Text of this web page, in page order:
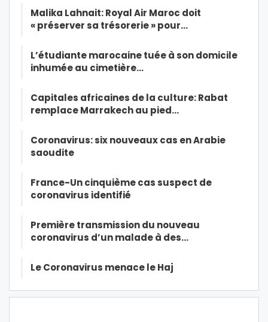
Malika Lahnait: Royal Air Maroc doit
« préserver sa trésorerie » pour…
L’étudiante marocaine tuée à son domicile
inhumée au cimetière…
Capitales africaines de la culture: Rabat
remplace Marrakech au pied…
Coronavirus: six nouveaux cas en Arabie
saoudite
France-Un cinquième cas suspect de
coronavirus identifié
Première transmission du nouveau
coronavirus d’un malade à des…
Le Coronavirus menace le Haj